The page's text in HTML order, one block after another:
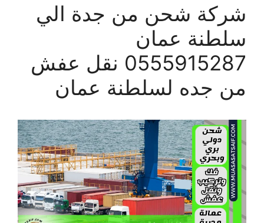
شركة شحن من جدة الي
سلطنة عمان
0555915287 نقل عفش
من جده لسلطنة عمان